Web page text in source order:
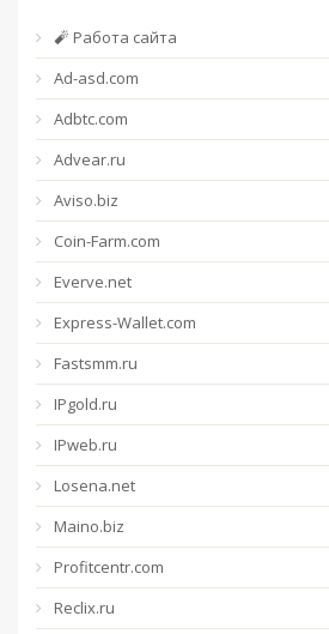
🧨 Работа сайта
Ad-asd.com
Adbtc.com
Advear.ru
Aviso.biz
Coin-Farm.com
Everve.net
Express-Wallet.com
Fastsmm.ru
IPgold.ru
IPweb.ru
Losena.net
Maino.biz
Profitcentr.com
Reclix.ru